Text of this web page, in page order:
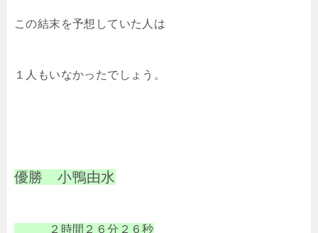
この結末を予想していた人は
１人もいなかったでしょう。
優勝 小鴨由水
２時間２６分２６秒